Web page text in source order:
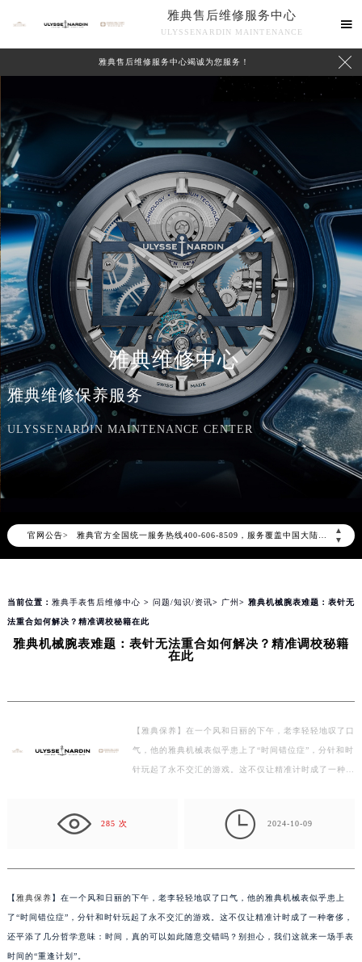
雅典售后维修服务中心
ULYSSENARDIN MAINTENANCE

雅典售后维修服务中心竭诚为您服务！ 
雅典维修中心
雅典维修保养服务
ULYSSENARDIN MAINTENANCE CENTER
官网公告>
▲
▼
2026年8月雅典中国区售后服务网络优化升级公告
2026年8月雅典售后服务中心最新网点地址：
北京市朝阳区建国门外大街甲6号华熙国际中心写字楼D座11层1102室（北京总部）（需提前预约）
天津市和平区赤峰道136号天津国际金融中心写字楼26层2603室（需提前预约）
上海市黄浦区南京东路299号宏伊国际广场写字楼8层806室（需提前预约）
嘉兴市南湖区广益路705号嘉兴世界贸易中心写字楼A座13层1304室（需提前预约）
南昌市红谷滩新区红谷中大道998号绿地双子塔（中央广场）A1座办公楼14层07室（需提前预约）
心介绍 联系我们
当前位置： 雅典手表售后维修中心 > 问题/知识/资讯> 广州 > 雅典机械腕表难题：表针无
法重合如何解决？精准调校秘籍在此
雅典机械腕表难题：表针无法重合如何解决？精准调校秘籍
在此
【雅典保养】在一个风和日丽的下午，老李轻轻地叹了口
气，他的雅典机械表似乎患上了“时间错位症”，分针和时
针玩起了永不交汇的游戏。这不仅让精准计时成了一种奢
285 次  2024-10-09
【 雅典保养 】在一个风和日丽的下午，老李轻轻地叹了口气，他的雅典机械表似乎患上
了“时间错位症”，分针和时针玩起了永不交汇的游戏。这不仅让精准计时成了一种奢侈，
还平添了几分哲学意味：时间，真的可以如此随意交错吗？别担心，我们这就来一场手表
时间的“重逢计划”。